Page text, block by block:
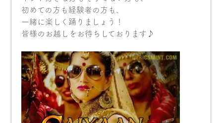
初めての方も経験者の方も、
一緒に楽しく踊りましょう！
皆様のお越しをお待ちしております♪